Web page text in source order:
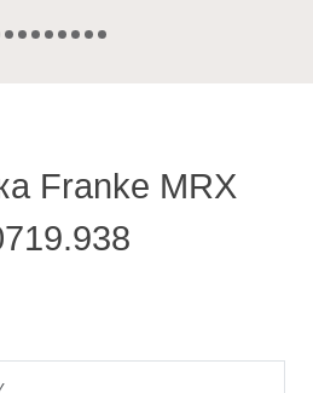
Franke MRX